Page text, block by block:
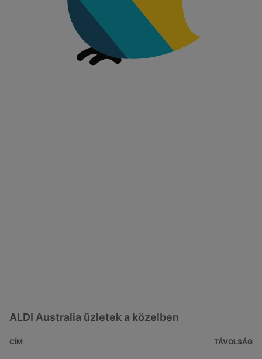
ALDI Australia üzletek a közelben
CÍM TÁVOLSÁG